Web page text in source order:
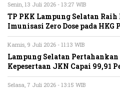
Senin, 13 Juli 2026 - 13:27 WIB
TP PKK Lampung Selatan
Imunisasi Zero Dose pada HKG
Kamis, 9 Juli 2026 - 11:13 WIB
Lampung Selatan
Kepesertaan JKN Capai 99,91
Selasa, 7 Juli 2026 - 13:15 WIB